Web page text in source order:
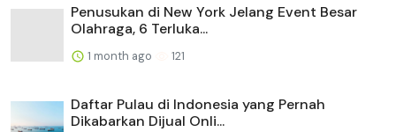
Penusukan di New York Jelang Event Besar
Olahraga, 6 Terluka...
1 month ago 121
Daftar Pulau di Indonesia yang Pernah
Dikabarkan Dijual Onli...